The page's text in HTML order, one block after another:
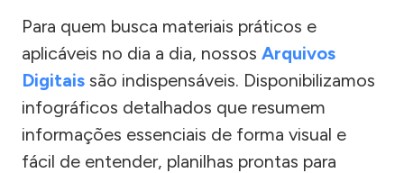
Para quem busca materiais práticos e
aplicáveis no dia a dia, nossos Arquivos
Digitais são indispensáveis. Disponibilizamos
infográficos detalhados que resumem
informações essenciais de forma visual e
fácil de entender, planilhas prontas para